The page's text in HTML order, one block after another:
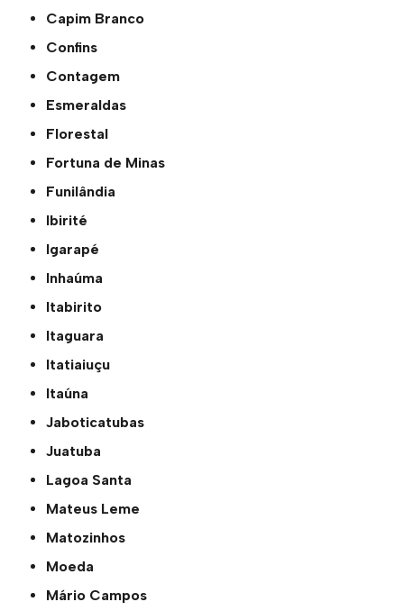
Capim Branco
Confins
Contagem
Esmeraldas
Florestal
Fortuna de Minas
Funilândia
Ibirité
Igarapé
Inhaúma
Itabirito
Itaguara
Itatiaiuçu
Itaúna
Jaboticatubas
Juatuba
Lagoa Santa
Mateus Leme
Matozinhos
Moeda
Mário Campos